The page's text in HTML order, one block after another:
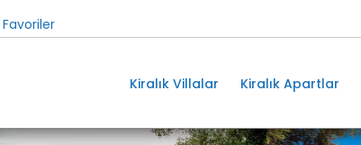
Favoriler
Kiralık Villalar Kiralık Apartlar